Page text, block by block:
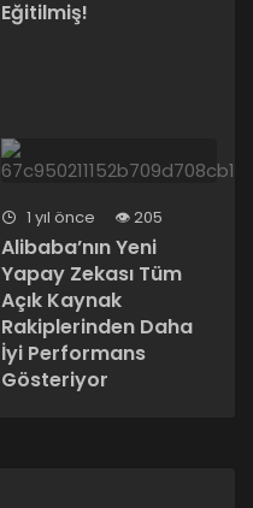
Eğitilmiş!
1 yıl önce 205
Alibaba’nın Yeni
Yapay Zekası Tüm
Açık Kaynak
Rakiplerinden Daha
İyi Performans
Gösteriyor